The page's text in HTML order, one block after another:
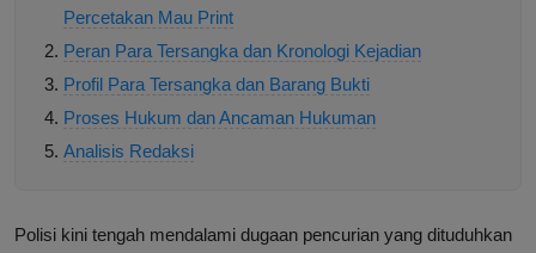
Percetakan Mau Print
Peran Para Tersangka dan Kronologi Kejadian
Profil Para Tersangka dan Barang Bukti
Proses Hukum dan Ancaman Hukuman
Analisis Redaksi
Polisi kini tengah mendalami dugaan pencurian yang dituduhkan